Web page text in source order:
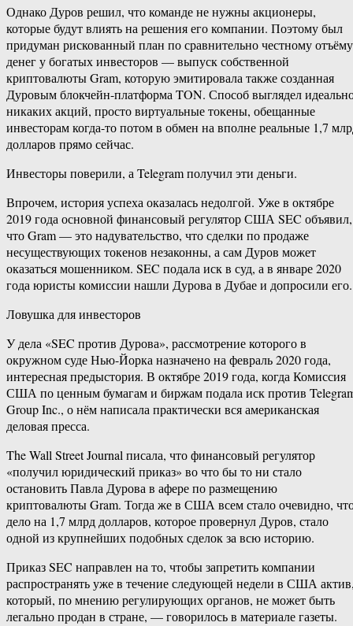
Однако Дуров решил, что команде не нужны акционеры,
которые будут влиять на решения его компании. Поэтому был
придуман рискованный план по сравнительно честному отъёму
денег у богатых инвесторов — выпуск собственной
криптовалюты Gram, которую эмитировала также созданная
Дуровым блокчейн-платформа TON. Способ выглядел
никаких акций, просто виртуальные токены, обещанные
инвесторам когда-то потом в обмен на вполне реальные 1,7
долларов прямо сейчас.
Инвесторы поверили, а Telegram получил эти деньги.
Впрочем, история успеха оказалась недолгой. Уже в октябре
2019 года основной финансовый регулятор США SEC объявил,
что Gram — это надувательство, что сделки по продаже
несуществующих токенов незаконны, а сам Дуров может
оказаться мошенником. SEC подала иск в суд, а в январе 2020
года юристы комиссии нашли Дурова в Дубае и допросили его.
Ловушка для инвесторов
У дела «SEC против Дурова», рассмотрение которого в
окружном суде Нью-Йорка назначено на февраль 2020 года,
интересная предыстория. В октябре 2019 года, когда Комиссия
США по ценным бумагам и биржам подала иск против
Group Inc., о нём написала практически вся американская
деловая пресса.
The Wall Street Journal писала, что финансовый регулятор
«получил юридический приказ» во что бы то ни стало
остановить Павла Дурова в афере по размещению
криптовалюты Gram. Тогда же в США всем стало очевидно,
дело на 1,7 млрд долларов, которое провернул Дуров, стало
одной из крупнейших подобных сделок за всю историю.
Приказ SEC направлен на то, чтобы запретить компании
распространять уже в течение следующей недели в США
который, по мнению регулирующих органов, не может быть
легально продан в стране, — говорилось в материале газеты.